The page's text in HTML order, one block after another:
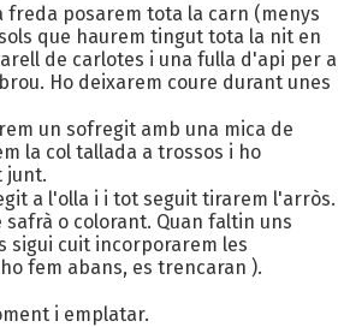
freda posarem tota la carn (menys
que haurem tingut tota la nit en
de carlotes i una fulla d'api per a
Ho deixarem coure durant unes
un sofregit amb una mica de
la col tallada a trossos i ho
junt.
a l'olla i i tot seguit tirarem l'arròs.
o colorant. Quan faltin uns
sigui cuit incorporarem les
fem abans, es trencaran ).
i emplatar.